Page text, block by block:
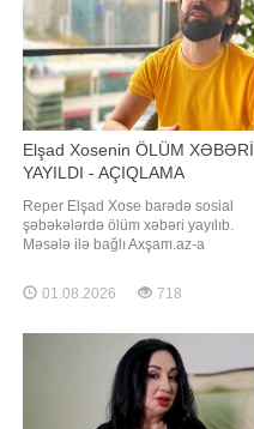
Elşad Xosenin ÖLÜM XƏBƏRİ
YAYILDI - AÇIQLAMA
Reper Elşad Xose barədə sosial
şəbəkələrdə ölüm xəbəri yayılıb.
Məsələ ilə bağlı Axşam.az-a
məlumatın həqiqəti əks
etdirmədiyini bildirib. "Elşadın
qaydasındadır, sağ-salamatdır.
Ölməyib. Yaxın vaxtlarda Elşad özü
də bununla bağlı açıqlam
01.08.2026 718